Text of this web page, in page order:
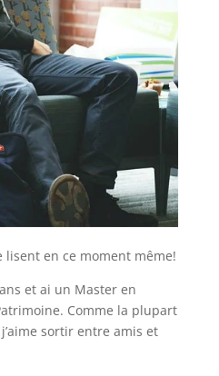
lisent en ce moment même!
et ai un Master en
Comme la plupart
sortir entre amis et